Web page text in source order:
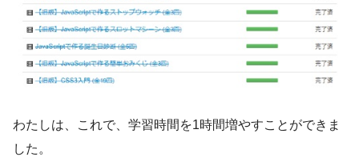
わたしは、これで、学習時間を1時間増やすことができま
した。